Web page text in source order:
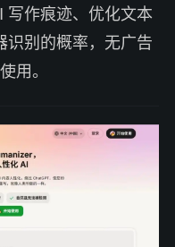
写作痕迹、优化文本
识别的概率，无广告
用。